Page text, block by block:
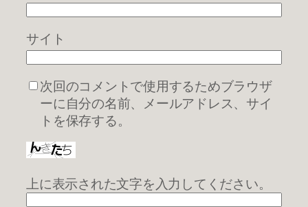
サイト
次回のコメントで使用するためブラウザ
ーに自分の名前、メールアドレス、サイ
トを保存する。
上に表示された文字を入力してください。